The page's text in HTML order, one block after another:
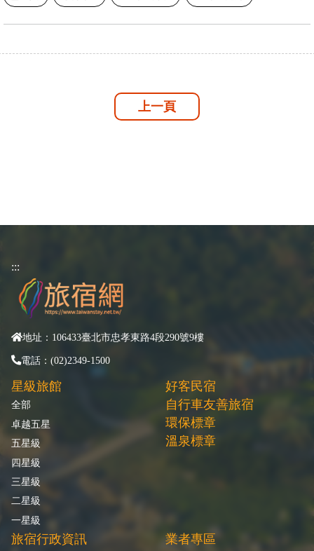
上一頁
:::
地址：106433臺北市忠孝東路4段290號9樓
電話：(02)2349-1500
星級旅館
全部
卓越五星
五星級
四星級
三星級
二星級
一星級
好客民宿
自行車友善旅宿
環保標章
溫泉標章
旅宿行政資訊 業者專區